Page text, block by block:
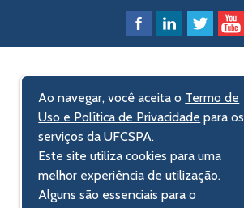
Ao navegar, você aceita o Termo de
Uso e Política de Privacidade para os
serviços da UFCSPA.
Este site utiliza cookies para uma
melhor experiência de utilização.
Alguns são essenciais para o